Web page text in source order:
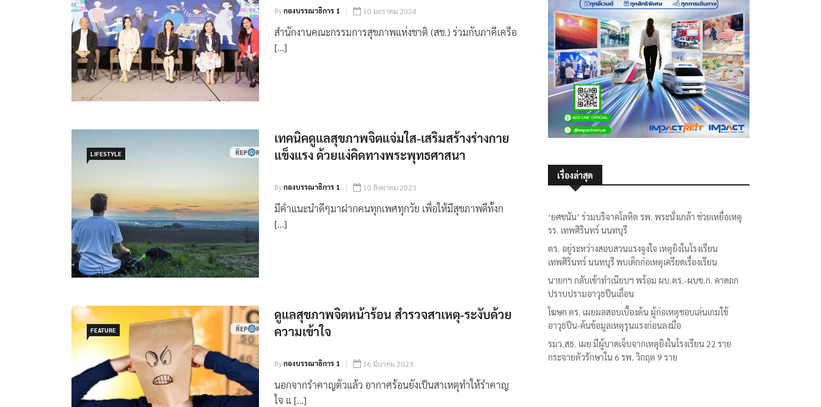
Byกองบรรณาธิการ 1 10 มกราคม 2024
สำนักงานคณะกรรมการสุขภาพแห่งชาติ (สช.) ร่วมกับภาคีเครือ
[…]
LIFESTYLE
เทคนิคดูแลสุขภาพจิตแจ่มใส-เสริมสร้างร่างกาย
แข็งแรง ด้วยแง่คิดทางพระพุทธศาสนา
Byกองบรรณาธิการ 1 10 สิงหาคม 2023
มีคำแนะนำดีๆมาฝากคนทุกเพศทุกวัย เพื่อให้มีสุขภาพดีทั้งก
[…]
FEATURE
ดูแลสุขภาพจิตหน้าร้อน สำรวจสาเหตุ-ระงับด้วย
ความเข้าใจ
Byกองบรรณาธิการ 1 16 มีนาคม 2023
นอกจากรำคาญตัวแล้ว อากาศร้อนยังเป็นสาเหตุทำให้รำคาญ
ใจ แ […]
เรื่องล่าสุด
‘ยศชนัน’ ร่วมบริจาคโลหิต รพ. พระนั่งเกล้า ช่วยเหยื่อเหตุ
รร. เทพศิรินทร์ นนทบุรี
ตร. อยู่ระหว่างสอบสวนแรงจูงใจ เหตุยิงในโรงเรียน
เทพศิรินทร์ นนทบุรี พบเด็กก่อเหตุเครียดเรื่องเรียน
นายกฯ กลับเข้าทำเนียบฯ พร้อม ผบ.ตร.-ผบช.ก. คาดถก
ปราบปรามอาวุธปืนเถื่อน
โฆษก ตร. เผยผลสอบเบื้องต้น ผู้ก่อเหตุชอบเล่นเกมใช้
อาวุธปืน-ค้นข้อมูลเหตุรุนแรงก่อนลงมือ
รมว.สธ. เผย มีผู้บาดเจ็บจากเหตุยิงในโรงเรียน 22 ราย
กระจายตัวรักษาใน 6 รพ. วิกฤต 9 ราย